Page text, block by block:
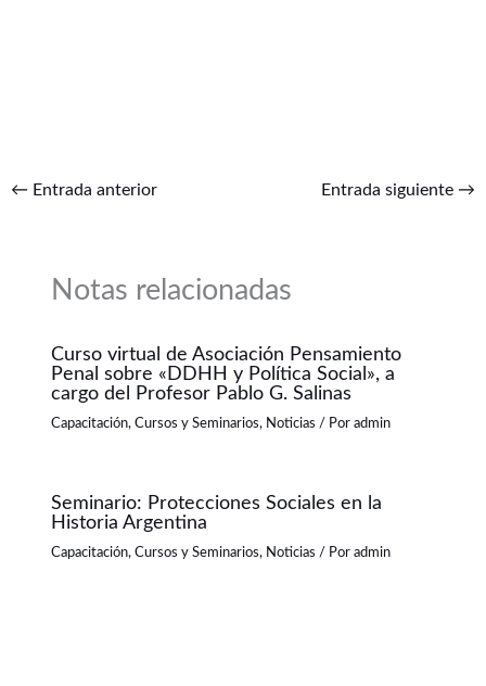
← Entrada anterior Entrada siguiente →
Notas relacionadas
Curso virtual de Asociación Pensamiento
Penal sobre «DDHH y Política Social», a
cargo del Profesor Pablo G. Salinas
Capacitación,Cursos y Seminarios, Noticias / Poradmin
Seminario: Protecciones Sociales en la
Historia Argentina
Capacitación,Cursos y Seminarios, Noticias / Poradmin